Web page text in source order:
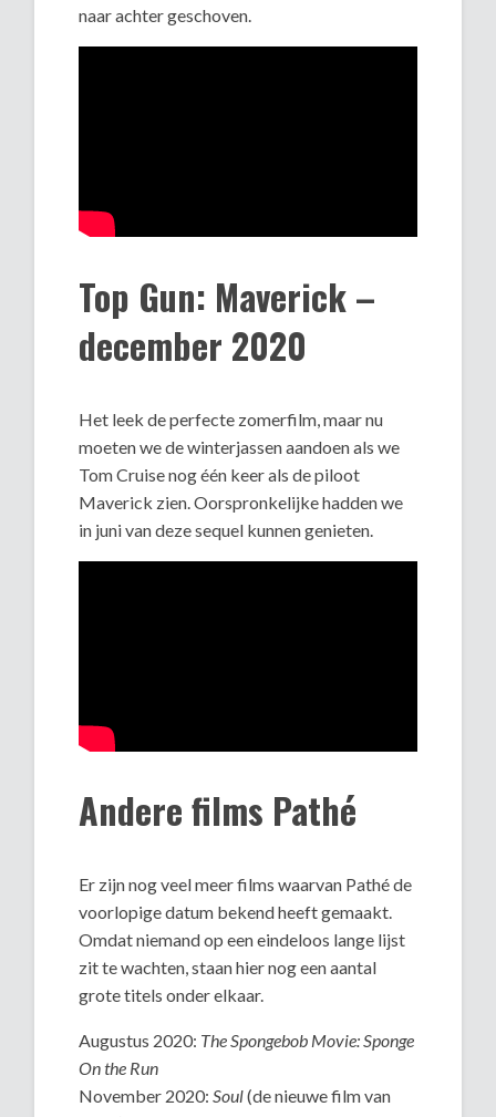
naar achter geschoven.
Top Gun: Maverick –
december 2020
Het leek de perfecte zomerfilm, maar nu
moeten we de winterjassen aandoen als we
Tom Cruise nog één keer als de piloot
Maverick zien. Oorspronkelijke hadden we
in juni van deze sequel kunnen genieten.
Andere films Pathé
Er zijn nog veel meer films waarvan Pathé de
voorlopige datum bekend heeft gemaakt.
Omdat niemand op een eindeloos lange lijst
zit te wachten, staan hier nog een aantal
grote titels onder elkaar.
Augustus 2020: The Spongebob Movie: Sponge
On the Run
November 2020:Soul(de nieuwe film van